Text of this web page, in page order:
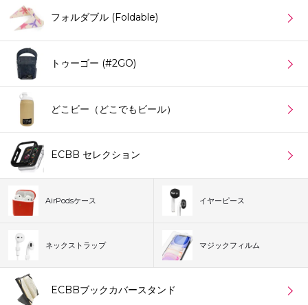
フォルダブル (Foldable)
トゥーゴー (#2GO)
どこビー（どこでもビール）
ECBB セレクション
AirPodsケース イヤーピース
ネックストラップ マジックフィルム
ECBBブックカバースタンド